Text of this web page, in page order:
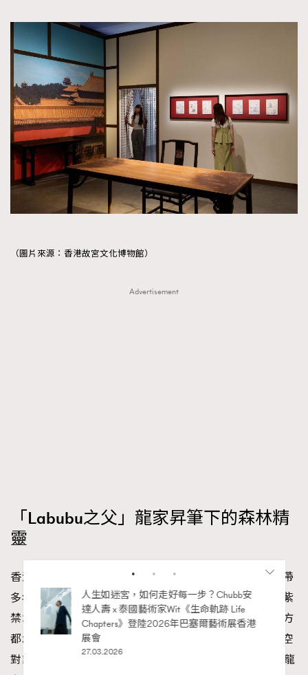
（圖片來源：香港故宮文化博物館）
Advertisement
「Labubu之父」龍家昇筆下的森林精
靈
香港有不少百年老樹，而油麻地榕樹頭也見證過廟街一帶
多年來的社區變遷。踏進《城中一日》展廳，首先看到紫
禁城御花園與油麻地榕樹頭的圖像相對而立，這兩個地方
都承載着人們彼此連結的集體回憶。而放置在這個跨時空
對話空間之中的，就是「Labubu之父」龍家昇的作品。龍